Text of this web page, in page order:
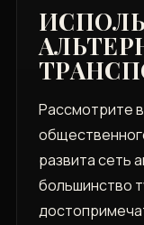
Рассмотрите
развита сеть
большинство